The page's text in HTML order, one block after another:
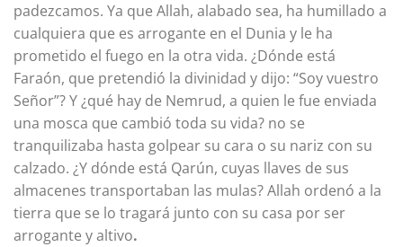
padezcamos. Ya que Allah, alabado sea, ha humillado a
cualquiera que es arrogante en el Dunia y le ha
prometido el fuego en la otra vida. ¿Dónde está
Faraón, que pretendió la divinidad y dijo: “Soy vuestro
Señor”? Y ¿qué hay de Nemrud, a quien le fue enviada
una mosca que cambió toda su vida? no se
tranquilizaba hasta golpear su cara o su nariz con su
calzado. ¿Y dónde está Qarún, cuyas llaves de sus
almacenes transportaban las mulas? Allah ordenó a la
tierra que se lo tragará junto con su casa por ser
arrogante y altivo.